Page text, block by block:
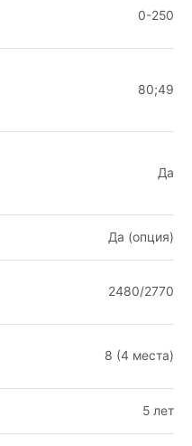
0-250
80;49
Да
Да (опция)
2480/2770
8 (4 места)
5 лет